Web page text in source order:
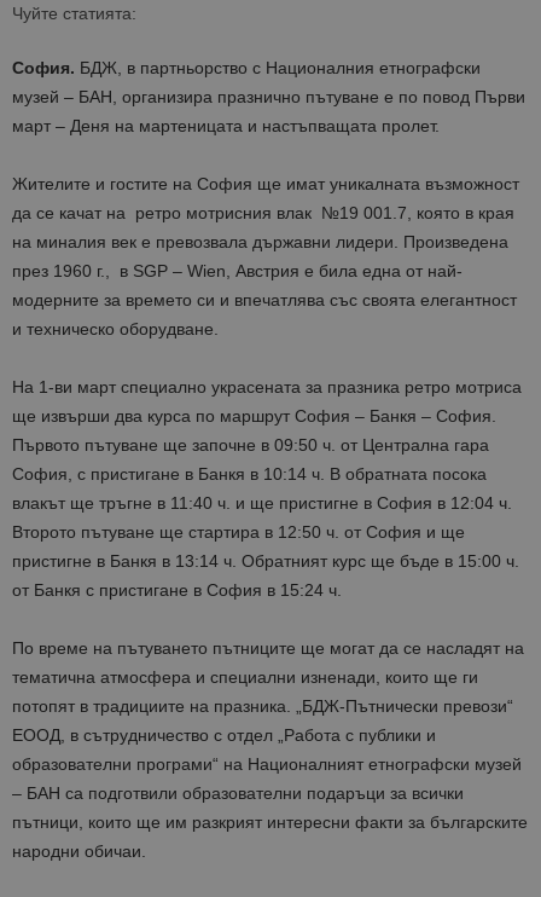
Чуйте статията:
София. БДЖ, в партньорство с Националния етнографски
музей – БАН, организира празнично пътуване е по повод Първи
март – Деня на мартеницата и настъпващата пролет.
Жителите и гостите на София ще имат уникалната възможност
да се качат на ретро мотрисния влак №19 001.7, която в края
на миналия век е превозвала държавни лидери. Произведена
през 1960 г., в SGP – Wien, Австрия е била една от най-
модерните за времето си и впечатлява със своята елегантност
и техническо оборудване.
На 1-ви март специално украсената за празника ретро мотриса
ще извърши два курса по маршрут София – Банкя – София.
Първото пътуване ще започне в 09:50 ч. от Централна гара
София, с пристигане в Банкя в 10:14 ч. В обратната посока
влакът ще тръгне в 11:40 ч. и ще пристигне в София в 12:04 ч.
Второто пътуване ще стартира в 12:50 ч. от София и ще
пристигне в Банкя в 13:14 ч. Обратният курс ще бъде в 15:00 ч.
от Банкя с пристигане в София в 15:24 ч.
По време на пътуването пътниците ще могат да се насладят на
тематична атмосфера и специални изненади, които ще ги
потопят в традициите на празника. „БДЖ-Пътнически превози“
ЕООД, в сътрудничество с отдел „Работа с публики и
образователни програми“ на Националният етнографски музей
– БАН са подготвили образователни подаръци за всички
пътници, които ще им разкрият интересни факти за българските
народни обичаи.